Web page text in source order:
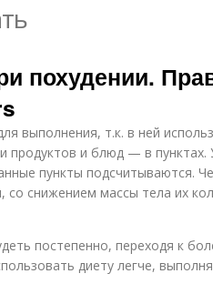
похудении.
выполнения, т.к. в ней
продуктов и блюд — в пунктах.
пункты подсчитываются.
со снижением массы тела их
постепенно, переходя к
диету легче,